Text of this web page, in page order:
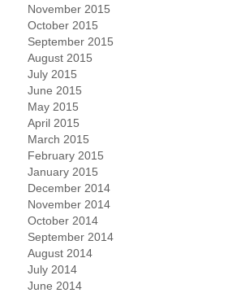
November 2015
October 2015
September 2015
August 2015
July 2015
June 2015
May 2015
April 2015
March 2015
February 2015
January 2015
December 2014
November 2014
October 2014
September 2014
August 2014
July 2014
June 2014